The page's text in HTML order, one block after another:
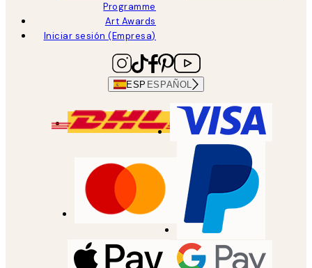
Programme
Art Awards
Iniciar sesión (Empresa)
ESP ESPAÑOL